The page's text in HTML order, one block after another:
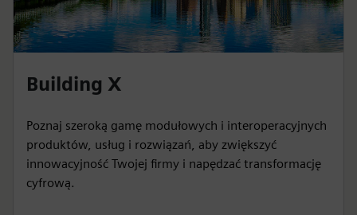
Building X
Poznaj szeroką gamę modułowych i interoperacyjnych
produktów, usług i rozwiązań, aby zwiększyć
innowacyjność Twojej firmy i napędzać transformację
cyfrową.